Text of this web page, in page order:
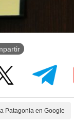
Patagonia en Google